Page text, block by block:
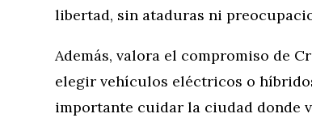
libertad, sin ataduras ni
Además, valora el compromiso de
elegir vehículos eléctricos o
importante cuidar la ciudad donde